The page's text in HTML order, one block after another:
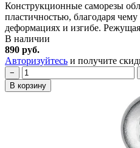
Конструкционные саморезы
пластичностью, благодаря
деформациях и изгибе.
В наличии
890 руб.
Авторизуйтесь и получите
−
В корзину